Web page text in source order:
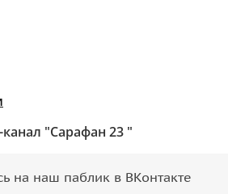
"Сарафан 23 "
на наш паблик в ВКонтакте